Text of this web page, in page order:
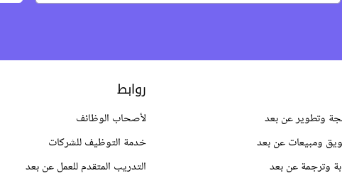
وتطوير عن بعد
ومبيعات عن بعد
وترجمة عن بعد
روابط
لأصحاب الوظائف
خدمة التوظيف للشركات
التدريب المتقدم للعمل عن بعد